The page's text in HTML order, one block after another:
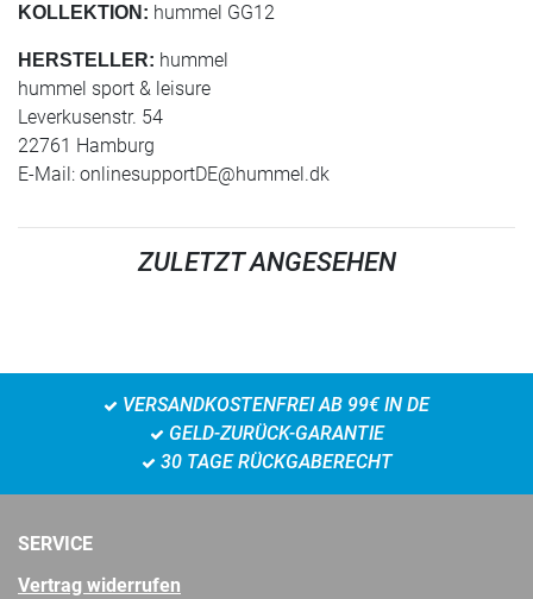
KOLLEKTION: hummel GG12
HERSTELLER: hummel
hummel sport & leisure
Leverkusenstr. 54
22761 Hamburg
E-Mail: onlinesupportDE@hummel.dk
ZULETZT ANGESEHEN
VERSANDKOSTENFREI AB 99€ IN DE
GELD-ZURÜCK-GARANTIE
30 TAGE RÜCKGABERECHT
SERVICE
Vertrag widerrufen